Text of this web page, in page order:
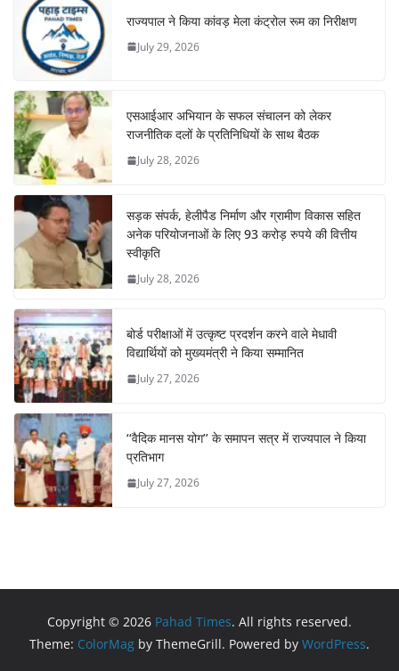
राज्यपाल ने किया कांवड़ मेला कंट्रोल रूम का निरीक्षण
July 29, 2026
एसआईआर अभियान के सफल संचालन को लेकर
राजनीतिक दलों के प्रतिनिधियों के साथ बैठक
July 28, 2026
सड़क संपर्क, हेलीपैड निर्माण और ग्रामीण विकास सहित
अनेक परियोजनाओं के लिए 93 करोड़ रुपये की वित्तीय
स्वीकृति
July 28, 2026
बोर्ड परीक्षाओं में उत्कृष्ट प्रदर्शन करने वाले मेधावी
विद्यार्थियों को मुख्यमंत्री ने किया सम्मानित
July 27, 2026
‘‘वैदिक मानस योग’’ के समापन सत्र में राज्यपाल ने किया
प्रतिभाग
July 27, 2026
Copyright © 2026 Pahad Times. All rights reserved.
Theme: ColorMag by ThemeGrill. Powered by WordPress.